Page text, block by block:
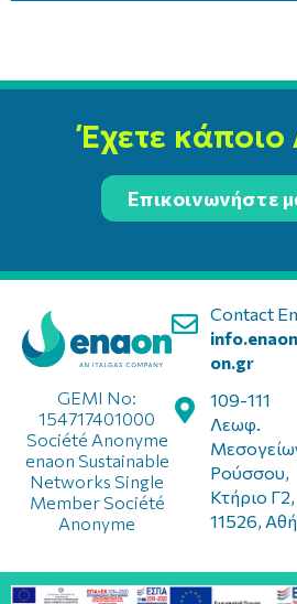
Έχετε κάποιο
Επικοινωνήστε
Contact
on.gr
109-111
Λεωφ.
Ρούσσου,
Κτήριο Γ2,
11526,
GEMI No:
154717401000
Société Anonyme
enaon Sustainable
Networks Single
Member Société
Anonyme